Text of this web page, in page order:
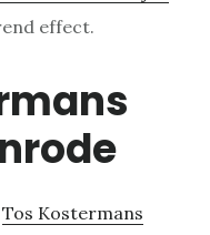
effect.
Tos Kostermans